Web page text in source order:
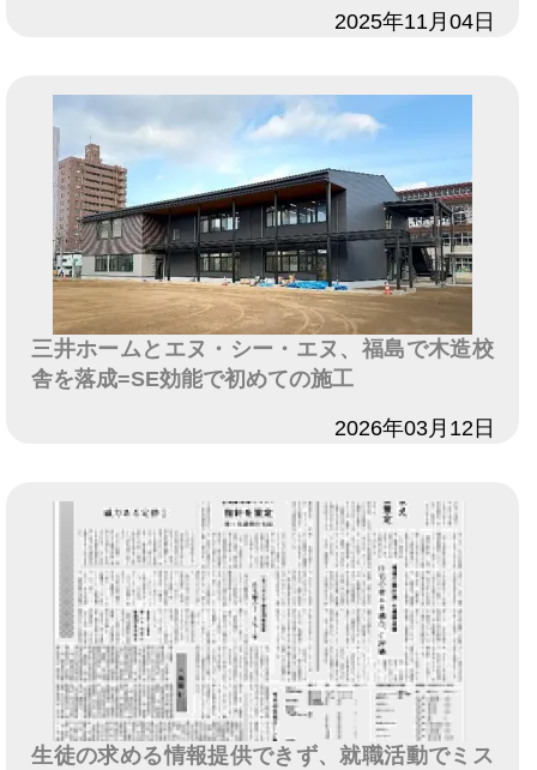
2025年11月04日
三井ホームとエヌ・シー・エヌ、福島で木造校
舎を落成=SE効能で初めての施工
2026年03月12日
生徒の求める情報提供できず、就職活動でミス